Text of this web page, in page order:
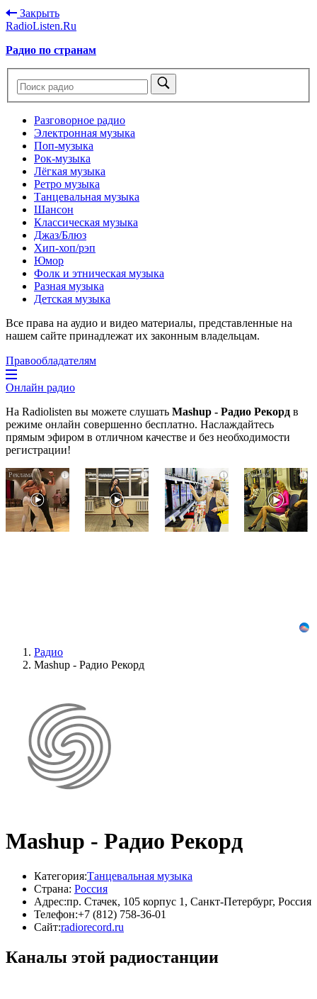
Закрыть
RadioListen.Ru
Радио по странам
Разговорное радио
Электронная музыка
Поп-музыка
Рок-музыка
Лёгкая музыка
Ретро музыка
Танцевальная музыка
Шансон
Классическая музыка
Джаз/Блюз
Хип-хоп/рэп
Юмор
Фолк и этническая музыка
Разная музыка
Детская музыка
Все права на аудио и видео материалы, представленные на
нашем сайте принадлежат их законным владельцам.
Правообладателям
Онлайн радио
На Radiolisten вы можете слушать Mashup - Радио Рекорд в
режиме онлайн совершенно бесплатно. Наслаждайтесь
прямым эфиром в отличном качестве и без необходимости
регистрации!
i
Ролик
длится
пару
секунд,
но
i
Ролик
Омска:
вы
будете
i
Почему
вы
сможете
вернуть
i
Радио
Mashup - Радио Рекорд
Mashup - Радио Рекорд
Категория:Танцевальная музыка
Страна: Россия
Адрес:пр. Стачек, 105 корпус 1, Санкт-Петербург, Россия
Телефон:+7 (812) 758-36-01
Сайт:radiorecord.ru
Каналы этой радиостанции